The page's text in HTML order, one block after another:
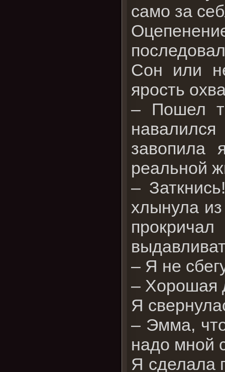
само за
Сон или
ярость
– Пошел
завопила
реальной
–
хлынула
– Я не
– Хорошая
Я
– Эмма,
надо мной
Я сделала